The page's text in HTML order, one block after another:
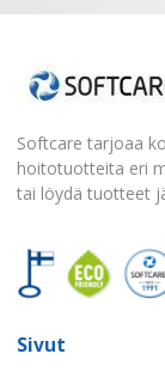
Softcare tarjoaa
hoitotuotteita eri
tai löydä tuotteet
Sivut